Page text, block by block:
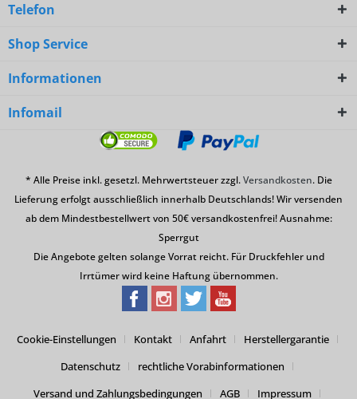
Telefon
Shop Service
Informationen
Infomail
* Alle Preise inkl. gesetzl. Mehrwertsteuer zzgl.Versandkosten. Die
Lieferung erfolgt ausschließlich innerhalb Deutschlands! Wir versenden
ab dem Mindestbestellwert von 50€ versandkostenfrei! Ausnahme:
Sperrgut
Die Angebote gelten solange Vorrat reicht. Für Druckfehler und
Irrtümer wird keine Haftung übernommen.
Cookie-Einstellungen Kontakt Anfahrt
Herstellergarantie
Datenschutz
rechtliche Vorabinformationen
Versand und Zahlungsbedingungen
AGB Impressum